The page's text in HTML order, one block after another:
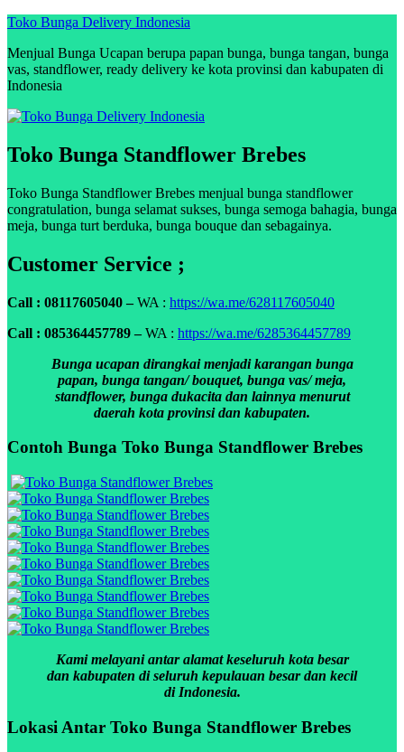
Skip
content
Toko Bunga Delivery Indonesia
Menjual Bunga Ucapan berupa papan bunga, bunga tangan, bunga
vas, standflower, ready delivery ke kota provinsi dan kabupaten di
Indonesia
Toko Bunga Standflower Brebes
Toko Bunga Standflower Brebes menjual bunga standflower
congratulation, bunga selamat sukses, bunga semoga bahagia, bunga
meja, bunga turt berduka, bunga bouque dan sebagainya.
Customer Service ;
Call : 08117605040 –WA : https://wa.me/628117605040
Call : 085364457789 –WA : https://wa.me/6285364457789
Bunga ucapan dirangkai menjadi karangan bunga
papan, bunga tangan/ bouquet, bunga vas/ meja,
standflower, bunga dukacita dan lainnya menurut
daerah kota provinsi dan kabupaten.
Contoh Bunga Toko Bunga Standflower Brebes
Kami melayani antar alamat keseluruh kota besar
dan kabupaten di seluruh kepulauan besar dan kecil
di Indonesia.
Lokasi Antar Toko Bunga Standflower Brebes